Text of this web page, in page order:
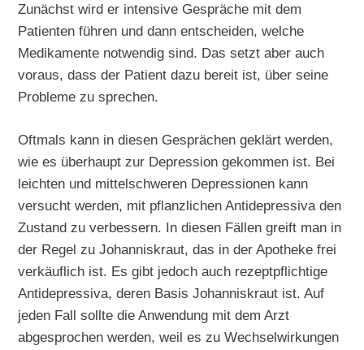
Zunächst wird er intensive Gespräche mit dem
Patienten führen und dann entscheiden, welche
Medikamente notwendig sind. Das setzt aber auch
voraus, dass der Patient dazu bereit ist, über seine
Probleme zu sprechen.
Oftmals kann in diesen Gesprächen geklärt werden,
wie es überhaupt zur Depression gekommen ist. Bei
leichten und mittelschweren Depressionen kann
versucht werden, mit pflanzlichen Antidepressiva den
Zustand zu verbessern. In diesen Fällen greift man in
der Regel zu Johanniskraut, das in der Apotheke frei
verkäuflich ist. Es gibt jedoch auch rezeptpflichtige
Antidepressiva, deren Basis Johanniskraut ist. Auf
jeden Fall sollte die Anwendung mit dem Arzt
abgesprochen werden, weil es zu Wechselwirkungen